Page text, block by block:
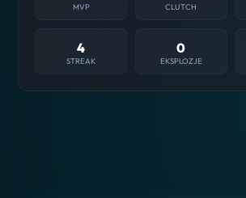
MVP CLUTCH
4
STREAK
0
EKSPLOZJE